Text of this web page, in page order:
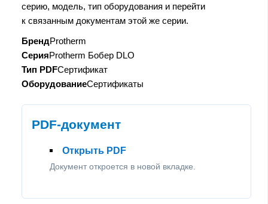
серию, модель, тип оборудования и перейти
к связанным документам этой же серии.
БрендProtherm
СерияProtherm Бобер DLO
Тип PDFСертификат
ОборудованиеСертификаты
PDF-документ
Открыть PDF
Документ откроется в новой вкладке.